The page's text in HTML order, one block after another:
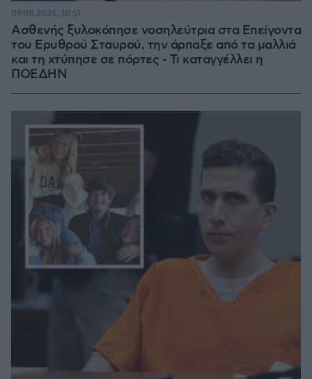
Ασθενής ξυλοκόπησε νοσηλεύτρια στα Επείγοντα
του Ερυθρού Σταυρού, την άρπαξε από τα μαλλιά
και τη χτύπησε σε πόρτες - Τι καταγγέλλει η
ΠΟΕΔΗΝ
09.08.2026, 10:51